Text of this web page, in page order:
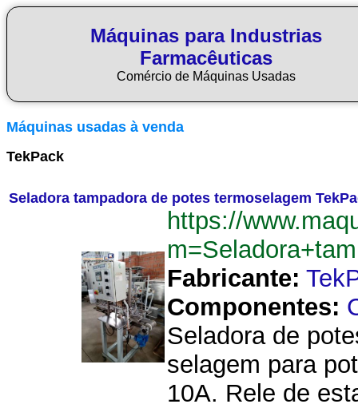
Máquinas para Industrias
Farmacêuticas
Comércio de Máquinas Usadas
Máquinas usadas à venda
TekPack
Seladora tampadora de potes termoselagem
https://
Fabricante:
Componentes:
Seladora de
selagem para
10A. Rele de